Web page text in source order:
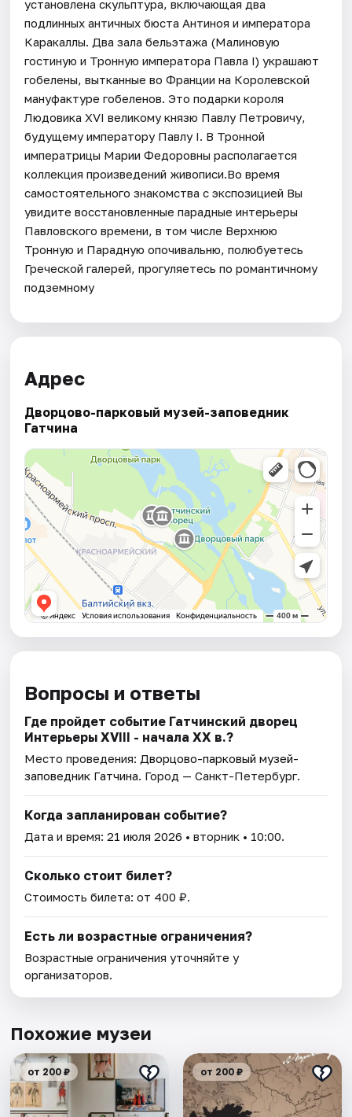
установлена скульптура, включающая два
подлинных античных бюста Антиноя и императора
Каракаллы. Два зала бельэтажа (Малиновую
гостиную и Тронную императора Павла I) украшают
гобелены, вытканные во Франции на Королевской
мануфактуре гобеленов. Это подарки короля
Людовика XVI великому князю Павлу Петровичу,
будущему императору Павлу I. В Тронной
императрицы Марии Федоровны располагается
коллекция произведений живописи.Во время
самостоятельного знакомства с экспозицией Вы
увидите восстановленные парадные интерьеры
Павловского времени, в том числе Верхнюю
Тронную и Парадную опочивальню, полюбуетесь
Греческой галерей, прогуляетесь по романтичному
подземному
Адрес
Дворцово-парковый музей-заповедник
Гатчина
Вопросы и ответы
Где пройдет событие Гатчинский дворец
Интерьеры ХVIII - начала ХХ в.?
Место проведения: Дворцово-парковый музей-
заповедник Гатчина. Город — Санкт-Петербург.
Когда запланирован событие?
Дата и время:21 июля 2026 • вторник • 10:00.
Сколько стоит билет?
Стоимость билета: от 400 ₽.
Есть ли возрастные ограничения?
Возрастные ограничения уточняйте у
организаторов.
Похожие музеи
от 200 ₽ от 200 ₽